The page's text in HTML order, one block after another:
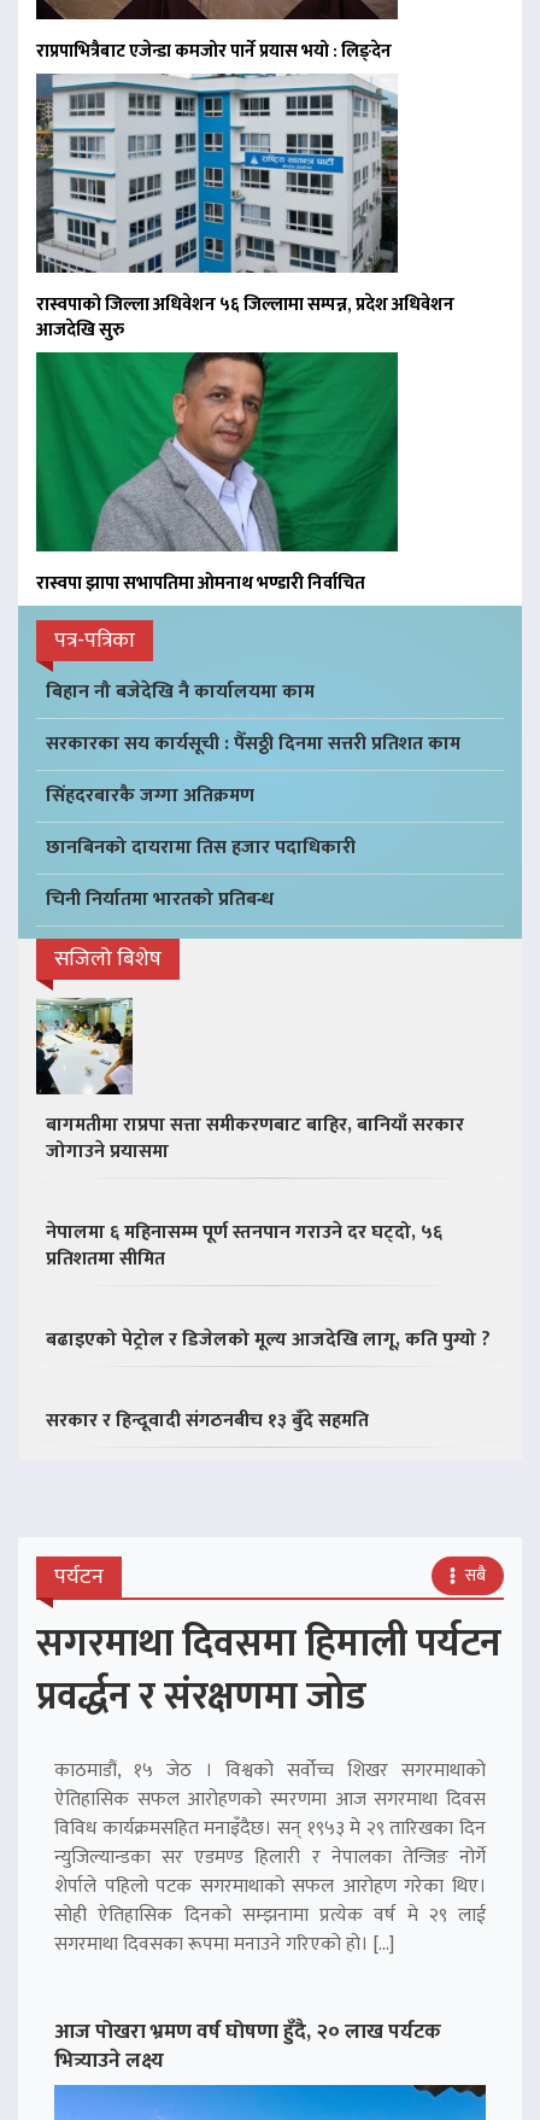
राप्रपाभित्रैबाट एजेन्डा कमजोर पार्ने प्रयास भयो : लिङ्देन
रास्वपाको जिल्ला अधिवेशन ५६ जिल्लामा सम्पन्न, प्रदेश अधिवेशन
आजदेखि सुरु
रास्वपा झापा सभापतिमा ओमनाथ भण्डारी निर्वाचित
पत्र-पत्रिका
बिहान नौ बजेदेखि नै कार्यालयमा काम
सरकारका सय कार्यसूची : पैँसठ्ठी दिनमा सत्तरी प्रतिशत काम
सिंहदरबारकै जग्गा अतिक्रमण
छानबिनको दायरामा तिस हजार पदाधिकारी
चिनी निर्यातमा भारतको प्रतिबन्ध
सजिलो बिशेष
बागमतीमा राप्रपा सत्ता समीकरणबाट बाहिर, बानियाँ सरकार
जोगाउने प्रयासमा
नेपालमा ६ महिनासम्म पूर्ण स्तनपान गराउने दर घट्दो, ५६
प्रतिशतमा सीमित
बढाइएको पेट्रोल र डिजेलको मूल्य आजदेखि लागू, कति पुग्यो ?
सरकार र हिन्दूवादी संगठनबीच १३ बुँदे सहमति
पर्यटन सबै
सगरमाथा दिवसमा हिमाली पर्यटन
प्रवर्द्धन र संरक्षणमा जोड
काठमाडौं, १५ जेठ । विश्वको सर्वोच्च शिखर सगरमाथाको
ऐतिहासिक सफल आरोहणको स्मरणमा आज सगरमाथा दिवस
विविध कार्यक्रमसहित मनाइँदैछ। सन् १९५३ मे २९ तारिखका दिन
न्युजिल्यान्डका सर एडमण्ड हिलारी र नेपालका तेन्जिङ नोर्गे
शेर्पाले पहिलो पटक सगरमाथाको सफल आरोहण गरेका थिए।
सोही ऐतिहासिक दिनको सम्झनामा प्रत्येक वर्ष मे २९ लाई
सगरमाथा दिवसका रूपमा मनाउने गरिएको हो। […]
आज पोखरा भ्रमण वर्ष घोषणा हुँदै, २० लाख पर्यटक
भित्र्याउने लक्ष्य